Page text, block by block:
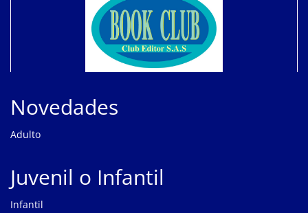
Novedades
Adulto
Juvenil o Infantil
Infantil